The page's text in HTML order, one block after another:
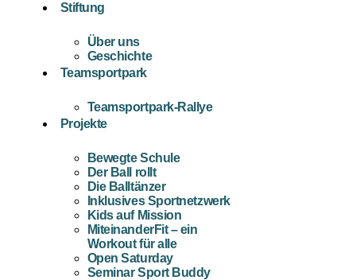
Stiftung
Über uns
Geschichte
Teamsportpark
Teamsportpark-Rallye
Projekte
Bewegte Schule
Der Ball rollt
Die Balltänzer
Inklusives Sportnetzwerk
Kids auf Mission
MiteinanderFit – ein
Workout für alle
Open Saturday
Seminar Sport Buddy